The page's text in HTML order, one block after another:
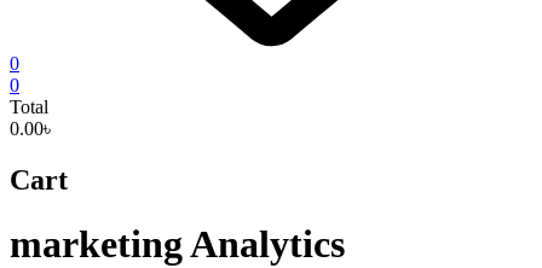
0
0
Total
0.00৳
Cart
marketing Analytics